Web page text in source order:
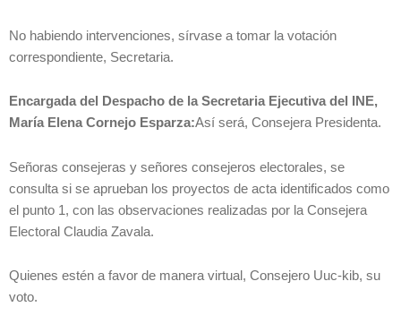
No habiendo intervenciones, sírvase a tomar la votación
correspondiente, Secretaria.
Encargada del Despacho de la Secretaria Ejecutiva del INE,
María Elena Cornejo Esparza:Así será, Consejera Presidenta.
Señoras consejeras y señores consejeros electorales, se
consulta si se aprueban los proyectos de acta identificados como
el punto 1, con las observaciones realizadas por la Consejera
Electoral Claudia Zavala.
Quienes estén a favor de manera virtual, Consejero Uuc-kib, su
voto.